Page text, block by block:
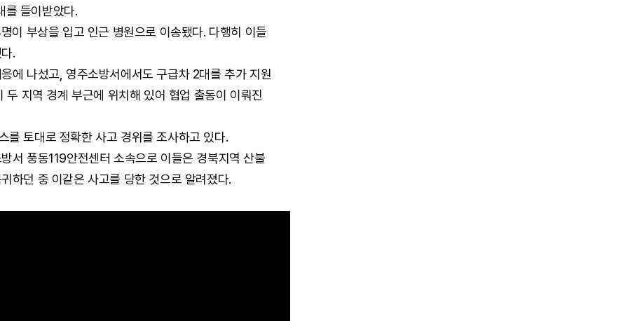
를 들이받았다.
이 부상을 입고 인근 병원으로 이송됐다. 다행히 이들
.
에 나섰고, 영주소방서에서도 구급차 2대를 추가 지원
지역 경계 부근에 위치해 있어 협업 출동이 이뤄진
를 토대로 정확한 사고 경위를 조사하고 있다.
서 풍동119안전센터 소속으로 이들은 경북지역 산불
하던 중 이같은 사고를 당한 것으로 알려졌다.